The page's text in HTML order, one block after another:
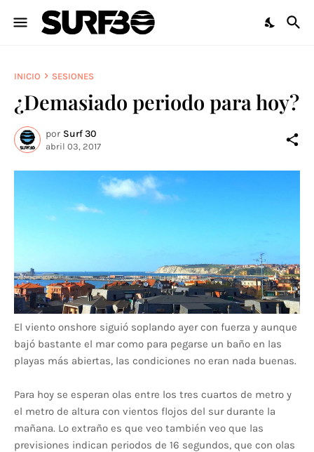
INICIO SESIONES
¿Demasiado periodo para hoy?
por Surf 30
abril 03, 2017
El viento onshore siguió soplando ayer con fuerza y aunque
bajó bastante el mar como para pegarse un baño en las
playas más abiertas, las condiciones no eran nada buenas.
Para hoy se esperan olas entre los tres cuartos de metro y
el metro de altura con vientos flojos del sur durante la
mañana. Lo extraño es que veo también veo que las
previsiones indican periodos de 16 segundos, que con olas